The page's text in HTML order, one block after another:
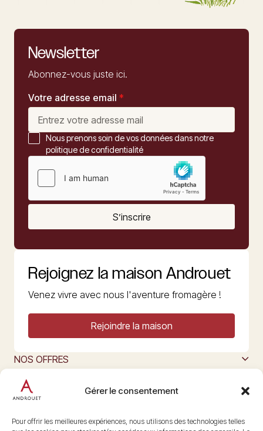
Gérer le consentement
Pour offrir les meilleures expériences, nous utilisons des technologies telles
Newsletter
Abonnez-vous juste ici.
Votre adresse email *
Nous prenons soin de vos données dans notre
politique de confidentialité
S’inscrire
Rejoignez la maison Androuet
Venez vivre avec nous l'aventure fromagère !
Rejoindre la maison
NOS OFFRES
L’ART DU FROMAGE
Nous suivre
@maisonandrouet